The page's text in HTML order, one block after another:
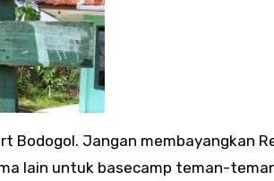
Bodogol. Jangan membayangkan
lain untuk basecamp teman-